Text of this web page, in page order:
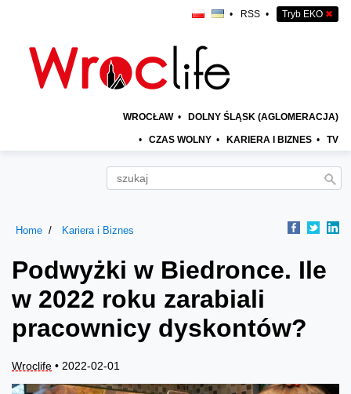
• RSS • Tryb EKO ✖
WROCŁAW • DOLNY ŚLĄSK (AGLOMERACJA)
• CZAS WOLNY • KARIERA I BIZNES • TV
Home Kariera i Biznes
Podwyżki w Biedronce. Ile
w 2022 roku zarabiali
pracownicy dyskontów?
Wroclife • 2022-02-01